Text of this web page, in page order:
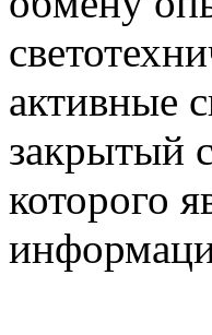
активные
закрытый
которого